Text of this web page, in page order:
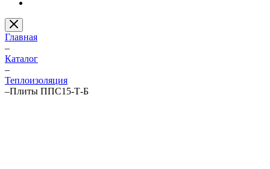
Главная
–
Каталог
–
Теплоизоляция
–Плиты ППС15-Т-Б